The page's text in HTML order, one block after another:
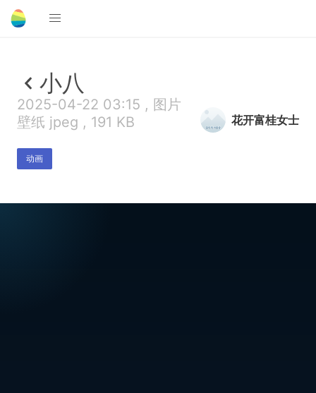
小八
2025-04-22 03:15 , 图片
壁纸 jpeg , 191 KB
动画
花开富桂女士